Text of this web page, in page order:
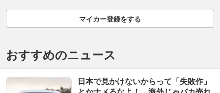
マイカー登録をする
おすすめのニュース
日本で見かけないからって「失敗作」